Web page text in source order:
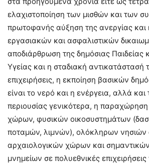
ελαχιστοποίηση των μισθών και των
πρωτοφανής αύξηση της ανεργίας
εργασιακών και ασφαλιστικών
αποδιάρθρωση της δημόσιας Παιδείας
Υγείας και η σταδιακή αντικατάστασή
επιχειρήσεις, η εκποίηση βασικών
είναι το νερό και η ενέργεια, αλλά και
περιουσίας γενικότερα, η
χώρων, φυσικών οικοσυστημάτων
ποταμών, λιμνών), ολόκληρων νησιών
αρχαιολογικών χώρων και
μνημείων σε πολυεθνικές επιχειρήσεις